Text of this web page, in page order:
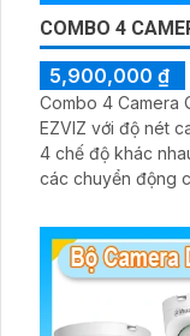
COMBO 4
5,900,000 ₫
Combo 4 Camera
EZVIZ với độ nét
4 chế độ khác
các chuyển động